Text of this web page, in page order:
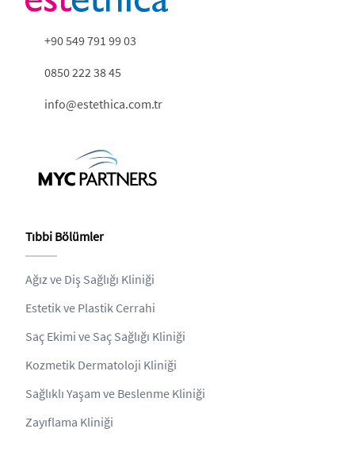
+90 549 791 99 03
0850 222 38 45
info@estethica.com.tr
Tıbbi Bölümler
Ağız ve Diş Sağlığı Kliniği
Estetik ve Plastik Cerrahi
Saç Ekimi ve Saç Sağlığı Kliniği
Kozmetik Dermatoloji Kliniği
Sağlıklı Yaşam ve Beslenme Kliniği
Zayıflama Kliniği